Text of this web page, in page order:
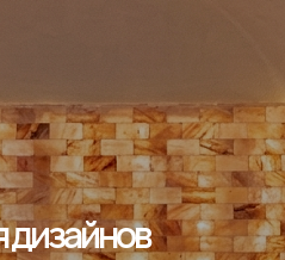
дизайнов